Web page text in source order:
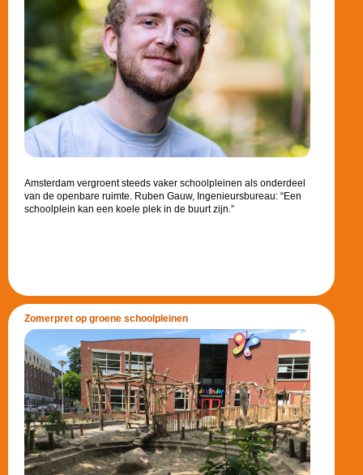
Amsterdam vergroent steeds vaker schoolpleinen als onderdeel
van de openbare ruimte. Ruben Gauw, Ingenieursbureau: “Een
schoolplein kan een koele plek in de buurt zijn.”
Zomerpret op groene schoolpleinen